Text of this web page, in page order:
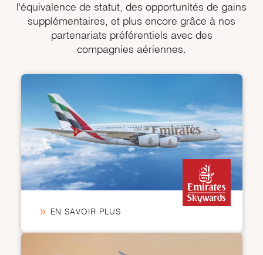
l'équivalence de statut, des opportunités de gains
supplémentaires, et plus encore grâce à nos
partenariats préférentiels avec des
compagnies aériennes.
EN SAVOIR PLUS